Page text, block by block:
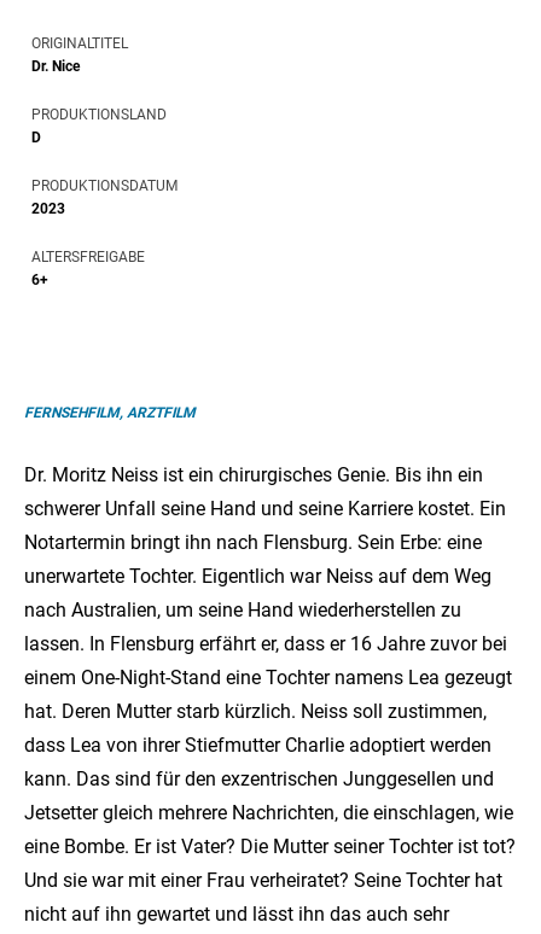
ORIGINALTITEL
Dr. Nice
PRODUKTIONSLAND
D
PRODUKTIONSDATUM
2023
ALTERSFREIGABE
6+
FERNSEHFILM, ARZTFILM
Dr. Moritz Neiss ist ein chirurgisches Genie. Bis ihn ein
schwerer Unfall seine Hand und seine Karriere kostet. Ein
Notartermin bringt ihn nach Flensburg. Sein Erbe: eine
unerwartete Tochter. Eigentlich war Neiss auf dem Weg
nach Australien, um seine Hand wiederherstellen zu
lassen. In Flensburg erfährt er, dass er 16 Jahre zuvor bei
einem One-Night-Stand eine Tochter namens Lea gezeugt
hat. Deren Mutter starb kürzlich. Neiss soll zustimmen,
dass Lea von ihrer Stiefmutter Charlie adoptiert werden
kann. Das sind für den exzentrischen Junggesellen und
Jetsetter gleich mehrere Nachrichten, die einschlagen, wie
eine Bombe. Er ist Vater? Die Mutter seiner Tochter ist tot?
Und sie war mit einer Frau verheiratet? Seine Tochter hat
nicht auf ihn gewartet und lässt ihn das auch sehr